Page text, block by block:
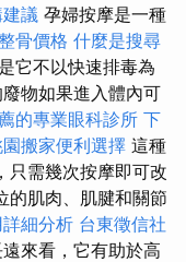
議 孕婦按摩是一種
骨價格 什麼是搜尋
它不以快速排毒為
物如果進入體內可
的專業眼科診所 下
搬家便利選擇 這種
只需幾次按摩即可改
的肌肉、肌腱和關節
細分析 台東徵信社
來看，它有助於高